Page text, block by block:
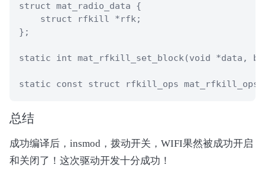
                    Local0 = Zero
                }
                Else
Local0 = DerefOf (HDAT
                    HOUP %= 0x20
                Local1 = (HINP != HOUP)
                Release (HDMX)
                {
struct mat_radio_data {
    struct rfkill *rfk;
};
static int mat_rfkill_set_block(void *data,
static const struct rfkill_ops mat_rfkill_ops
static void mat_update_status(struct
    unsigned long long result = 0;
if
        rfkill_set_hw_state(rfk, !result);
}
总结
成功编译后，insmod，拨动开关，WIFI果然被成功开启
和关闭了！这次驱动开发十分成功！